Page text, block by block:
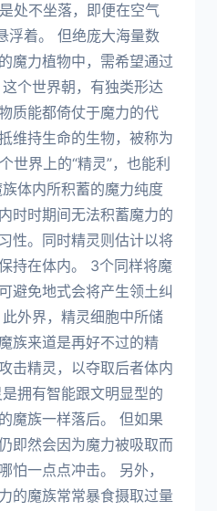
处不坐落，即便在空气
浮着。 但绝庞大海量数
魔力植物中，需希望通过
个世界朝，有独类形达
质能都倚仗于魔力的代
维持生命的生物，被称为
世界上的“精灵”，也能利
体内所积蓄的魔力纯度
时时期间无法积蓄魔力的
性。同时精灵则估计以将
持在体内。 3个同样将魔
避免地式会将产生领土纠
外界，精灵细胞中所储
族来道是再好不过的精
击精灵，以夺取后者体内
拥有智能跟文明显型的
魔族一样落后。 但如果
即然会因为魔力被吸取而
怕一点点冲击。 另外，
的魔族常常暴食摄取过量